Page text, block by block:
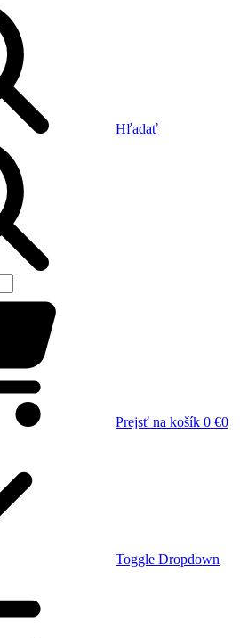
Hľadať
Prejsť na košík 0 €0
Toggle Dropdown